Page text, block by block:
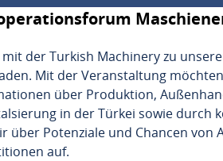
der Turkish Machinery zu
Mit der Veranstaltung
über Produktion,
in der Türkei sowie
Potenziale und Chancen
auf.